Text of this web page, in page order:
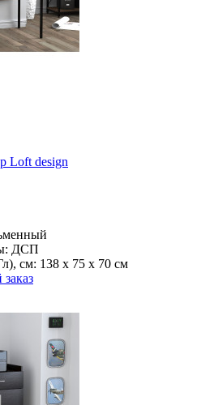
Loft design
ДСП
см: 138 х 75 х 70 см